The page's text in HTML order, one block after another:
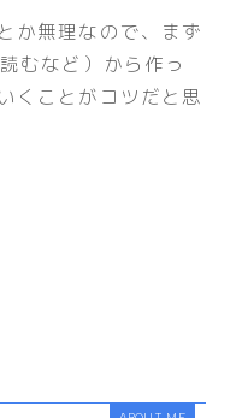
か無理なので、まず
むなど）から作っ
くことがコツだと思